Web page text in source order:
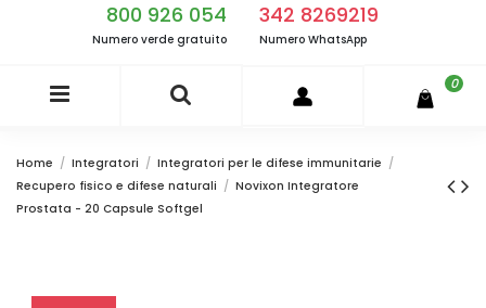
800 926 054
Numero verde gratuito
342 8269219
Numero WhatsApp
0
Home Integratori
Integratori per le difese immunitarie
Recupero fisico e difese naturali
Novixon Integratore
Prostata - 20 Capsule Softgel